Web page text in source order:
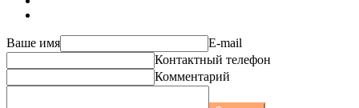
Ваше имя
E-mail
Контактный телефон
Комментарий